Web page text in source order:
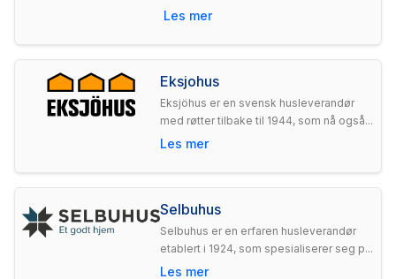
Les mer
Eksjohus
Eksjöhus er en svensk husleverandør
med røtter tilbake til 1944, som nå også...
Les mer
Selbuhus
Selbuhus er en erfaren husleverandør
etablert i 1924, som spesialiserer seg p...
Les mer